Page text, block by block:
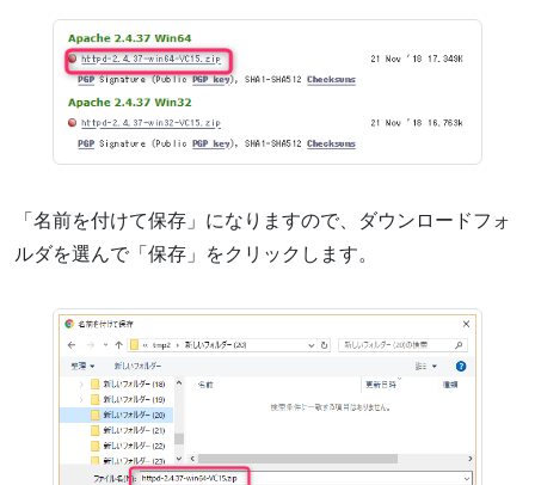
「名前を付けて保存」になりますので、ダウンロードフォ
ルダを選んで「保存」をクリックします。